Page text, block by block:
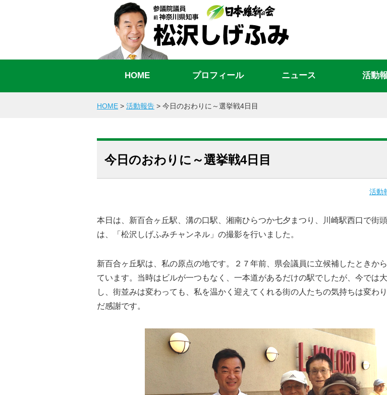
HOME プロフィール ニュース 活動
HOME > 活動報告 > 今日のおわりに～選挙戦4日目
今日のおわりに～選挙戦4日目
活動
本日は、新百合ヶ丘駅、溝の口駅、湘南ひらつか七夕まつり、
川崎駅西口で街
は、「松沢しげふみチャンネル」 の撮影を行いました。
新百合ヶ丘駅は、私の原点の地です。２７年前、 県会議員に立候補したときか
ています。 当時はビルが一つもなく、一本道があるだけの駅でしたが、 今では
し、街並みは変わっても、 私を温かく迎えてくれる街の人たちの気持ちは変わり
だ感謝です。